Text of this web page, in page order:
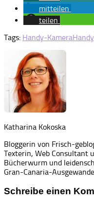
mitteilen
teilen
Tags: Handy-Kamera
Katharina Kokoska
Bloggerin von Frisch-
Texterin, Web
Bücherwurm und
Gran-Canaria-
Schreibe einen